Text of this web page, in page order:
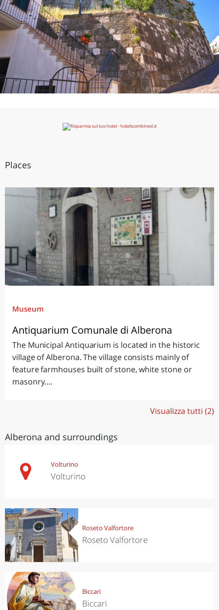
Places
Museum
Antiquarium Comunale di Alberona
The Municipal Antiquarium is located in the historic
village of Alberona. The village consists mainly of
feature farmhouses built of stone, white stone or
masonry....
Visualizza tutti (2)
Alberona and surroundings
Volturino
Volturino
Roseto Valfortore
Roseto Valfortore
Biccari
Biccari